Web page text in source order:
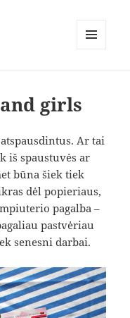
girls
Ar tai
iš spaustuvės ar
būna šiek tiek
dėl popieriaus,
pagalba –
pastvėriau
senesni darbai.